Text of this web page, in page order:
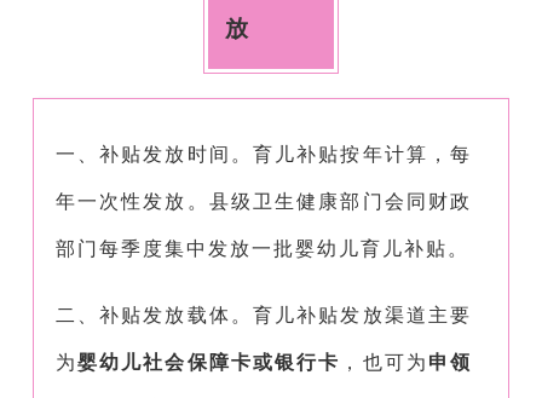
放
一、补贴发放时间。育儿补贴按年计算，每
年一次性发放。县级卫生健康部门会同财政
部门每季度集中发放一批婴幼儿育儿补贴。
二、补贴发放载体。育儿补贴发放渠道主要
为婴幼儿社会保障卡或银行卡 ，也可为 申领